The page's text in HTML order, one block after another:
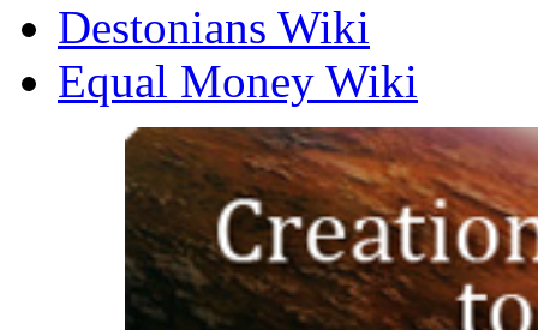
Destonians Wiki
Equal Money Wiki